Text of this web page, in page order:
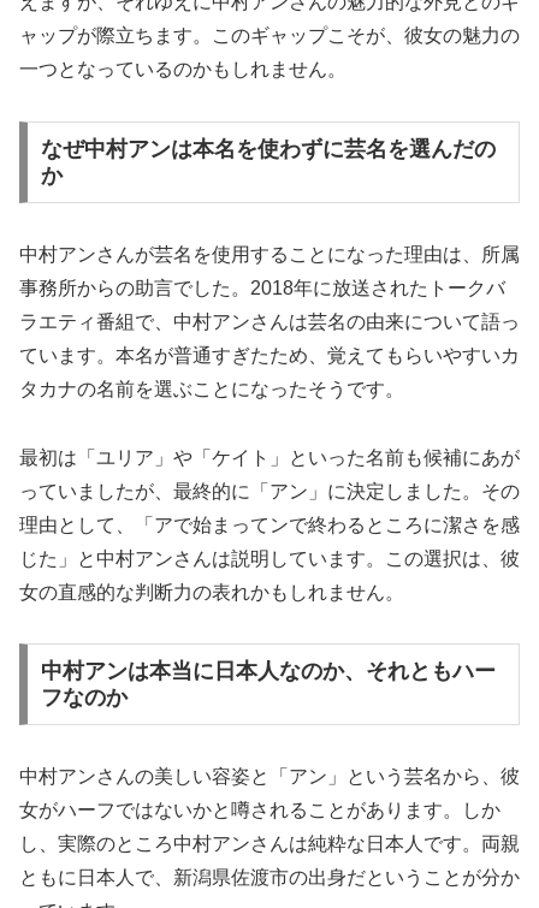
ャップが際立ちます。このギャップこそが、彼女の魅力の
一つとなっているのかもしれません。
なぜ中村アンは本名を使わずに芸名を選んだの
か
中村アンさんが芸名を使用することになった理由は、所属
事務所からの助言でした。2018年に放送されたトークバ
ラエティ番組で、中村アンさんは芸名の由来について語っ
ています。本名が普通すぎたため、覚えてもらいやすいカ
タカナの名前を選ぶことになったそうです。
最初は「ユリア」や「ケイト」といった名前も候補にあが
っていましたが、最終的に「アン」に決定しました。その
理由として、「アで始まってンで終わるところに潔さを感
じた」と中村アンさんは説明しています。この選択は、彼
女の直感的な判断力の表れかもしれません。
中村アンは本当に日本人なのか、それともハー
フなのか
中村アンさんの美しい容姿と「アン」という芸名から、彼
女がハーフではないかと噂されることがあります。しか
し、実際のところ中村アンさんは純粋な日本人です。両親
ともに日本人で、新潟県佐渡市の出身だということが分か